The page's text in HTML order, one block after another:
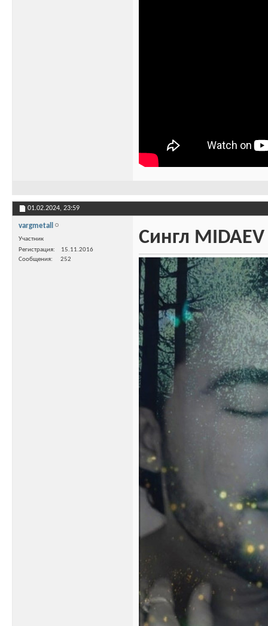
01.02.2024, 23:59
vargmetall
Участник
Регистрация
15.11.2016
Сообщения
252
Сингл